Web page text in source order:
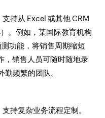
持从 Excel 或其他 CRM
。例如，某国际教育机构
功能，将销售周期缩短
，销售人员可随时随地录
勤频繁的团队。
持复杂业务流程定制。